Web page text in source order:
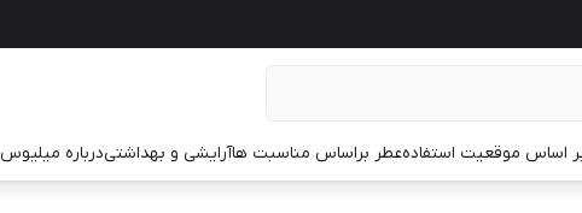
اساس موقعیت استفادهعطر براساس مناسبت هاآرایشی و بهداشتیدرباره میلیوس